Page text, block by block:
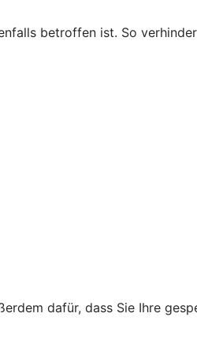
betroffen ist. So
dafür, dass Sie Ihre